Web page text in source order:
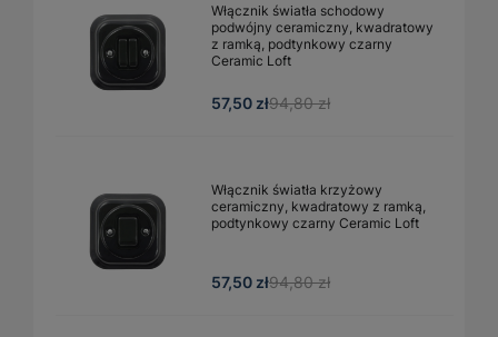
Włącznik światła schodowy
podwójny ceramiczny, kwadratowy
z ramką, podtynkowy czarny
Ceramic Loft
57,50 zł94,80 zł
Włącznik światła krzyżowy
ceramiczny, kwadratowy z ramką,
podtynkowy czarny Ceramic Loft
57,50 zł94,80 zł